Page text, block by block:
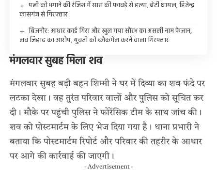
पत्नी को भगाने की रंजिश में सास की फावड़े से हत्या, बेटी घायल, हितेन्द्र
कासगंज से गिरफ्तार
बिजनौर: आधार कार्ड गिरा और खुल गया सौरभ का असली नाम फैजान,
लव जिहाद का आरोप, युवती को ब्लैकमेल करने वाला गिरफ्तार
मंगलवार सुबह मिला शव
मंगलवार सुबह बड़ी बहन शिम्मी ने घर में दिव्या का शव फंदे पर
लटका देखा। वह तुरंत परिवार वालों और पुलिस को सूचित कर
दी। मौके पर पहुंची पुलिस ने फोरेंसिक टीम के साथ जांच की।
शव को पोस्टमार्टम के लिए भेज दिया गया है। थाना प्रभारी ने
बताया कि पोस्टमार्टम रिपोर्ट और परिवार की तहरीर के आधार
पर आगे की कार्रवाई की जाएगी।
- Advertisement -